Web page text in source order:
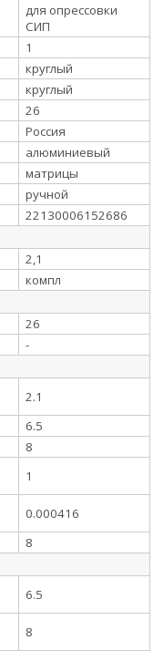
для опрессовки
СИП
1
круглый
круглый
26
Россия
алюминиевый
матрицы
ручной
22130006152686
2,1
компл
26
-
2.1
6.5
8
1
0.000416
8
6.5
8